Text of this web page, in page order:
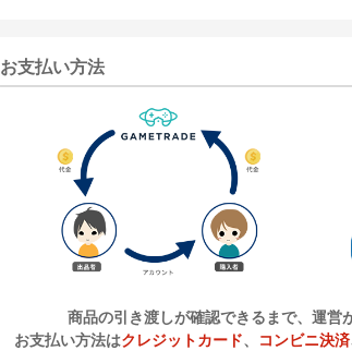
お支払い方法
商品の引き渡しが確認できるまで、運営
お支払い方法はクレジットカード、 コンビニ決済